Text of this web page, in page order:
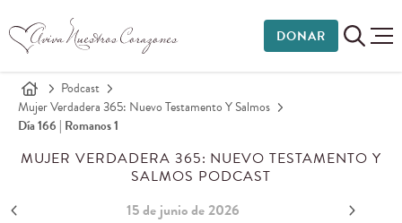
DONAR
Podcast
Mujer Verdadera 365: Nuevo Testamento Y Salmos
Día 166 | Romanos 1
MUJER VERDADERA 365: NUEVO TESTAMENTO Y
SALMOS PODCAST
15 de junio de 2026